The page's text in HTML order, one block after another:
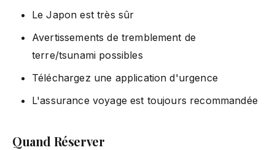
Le Japon est très sûr
Avertissements de tremblement de
terre/tsunami possibles
Téléchargez une application d'urgence
L'assurance voyage est toujours recommandée
Quand Réserver